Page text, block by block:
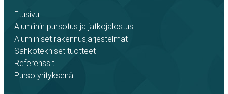
Etusivu
Alumiinin pursotus ja jatkojalostus
Alumiiniset rakennusjärjestelmät
Sähkötekniset tuotteet
Referenssit
Purso yrityksenä